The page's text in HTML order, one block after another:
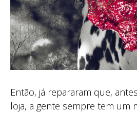
Então, já repararam que,
loja, a gente sempre tem um